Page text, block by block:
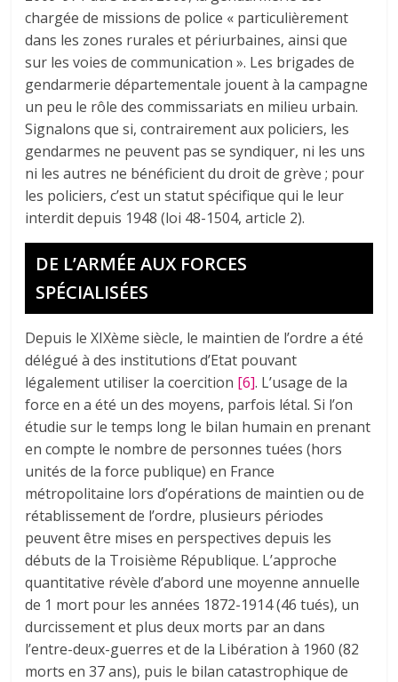
chargée de missions de police « particulièrement
dans les zones rurales et périurbaines, ainsi que
sur les voies de communication ». Les brigades de
gendarmerie départementale jouent à la campagne
un peu le rôle des commissariats en milieu urbain.
Signalons que si, contrairement aux policiers, les
gendarmes ne peuvent pas se syndiquer, ni les uns
ni les autres ne bénéficient du droit de grève ; pour
les policiers, c’est un statut spécifique qui le leur
interdit depuis 1948 (loi 48-1504, article 2).
DE L’ARMÉE AUX FORCES
SPÉCIALISÉES
Depuis le XIXème siècle, le maintien de l’ordre a été
délégué à des institutions d’Etat pouvant
légalement utiliser la coercition [6]. L’usage de la
force en a été un des moyens, parfois létal. Si l’on
étudie sur le temps long le bilan humain en prenant
en compte le nombre de personnes tuées (hors
unités de la force publique) en France
métropolitaine lors d’opérations de maintien ou de
rétablissement de l’ordre, plusieurs périodes
peuvent être mises en perspectives depuis les
débuts de la Troisième République. L’approche
quantitative révèle d’abord une moyenne annuelle
de 1 mort pour les années 1872-1914 (46 tués), un
durcissement et plus deux morts par an dans
l’entre-deux-guerres et de la Libération à 1960 (82
morts en 37 ans), puis le bilan catastrophique de